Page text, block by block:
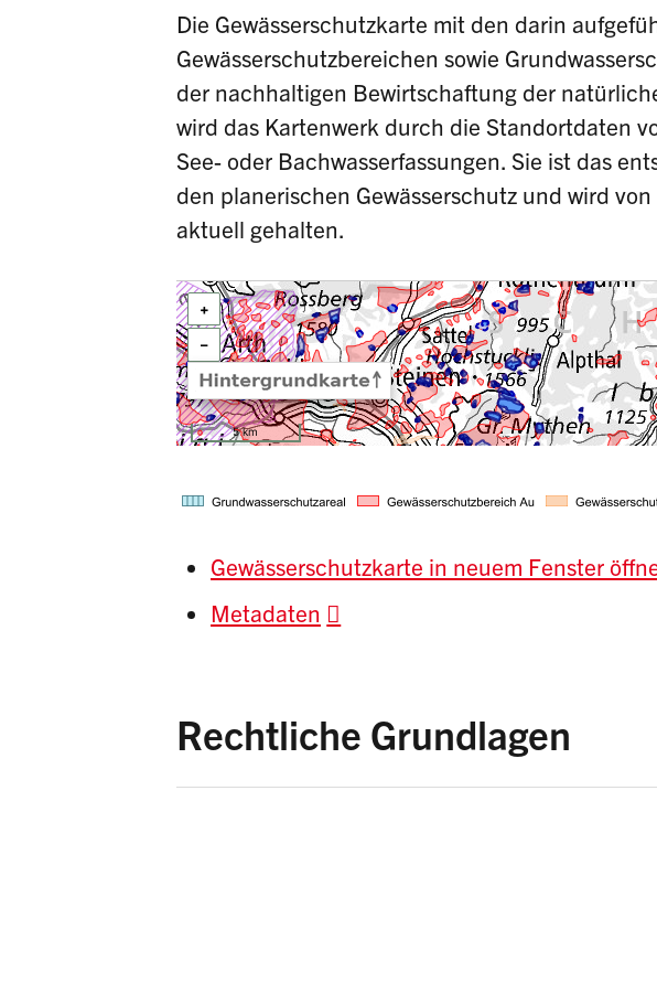
Die Gewässerschutzkarte mit den darin
Gewässerschutzbereichen sowie
der nachhaltigen Bewirtschaftung der
wird das Kartenwerk durch die Standortdaten
See- oder Bachwasserfassungen. Sie ist das
den planerischen Gewässerschutz und wird
aktuell gehalten.
Gewässerschutzkarte in neuem Fenster
Metadaten
Rechtliche Grundlagen